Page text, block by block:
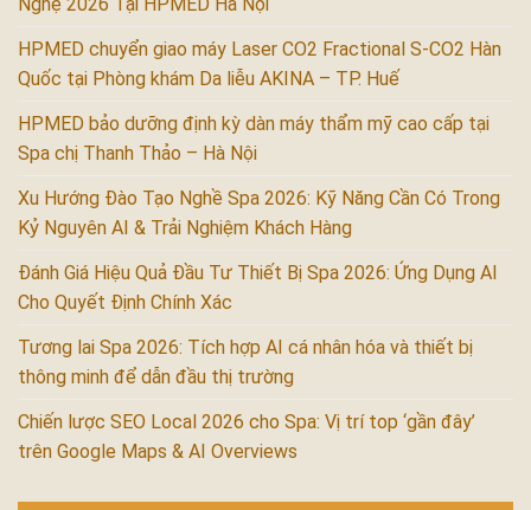
Nghệ 2026 Tại HPMED Hà Nội
HPMED chuyển giao máy Laser CO2 Fractional S-CO2 Hàn
Quốc tại Phòng khám Da liễu AKINA – TP. Huế
HPMED bảo dưỡng định kỳ dàn máy thẩm mỹ cao cấp tại
Spa chị Thanh Thảo – Hà Nội
Xu Hướng Đào Tạo Nghề Spa 2026: Kỹ Năng Cần Có Trong
Kỷ Nguyên AI & Trải Nghiệm Khách Hàng
Đánh Giá Hiệu Quả Đầu Tư Thiết Bị Spa 2026: Ứng Dụng AI
Cho Quyết Định Chính Xác
Tương lai Spa 2026: Tích hợp AI cá nhân hóa và thiết bị
thông minh để dẫn đầu thị trường
Chiến lược SEO Local 2026 cho Spa: Vị trí top ‘gần đây’
trên Google Maps & AI Overviews